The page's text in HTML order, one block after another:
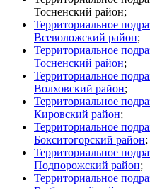
Тосненский район;
Территориальное
Всеволожский район;
Территориальное
Тосненский район;
Территориальное
Волховский район;
Территориальное
Кировский район;
Территориальное
Бокситогорский район;
Территориальное
Подпорожский район;
Территориальное